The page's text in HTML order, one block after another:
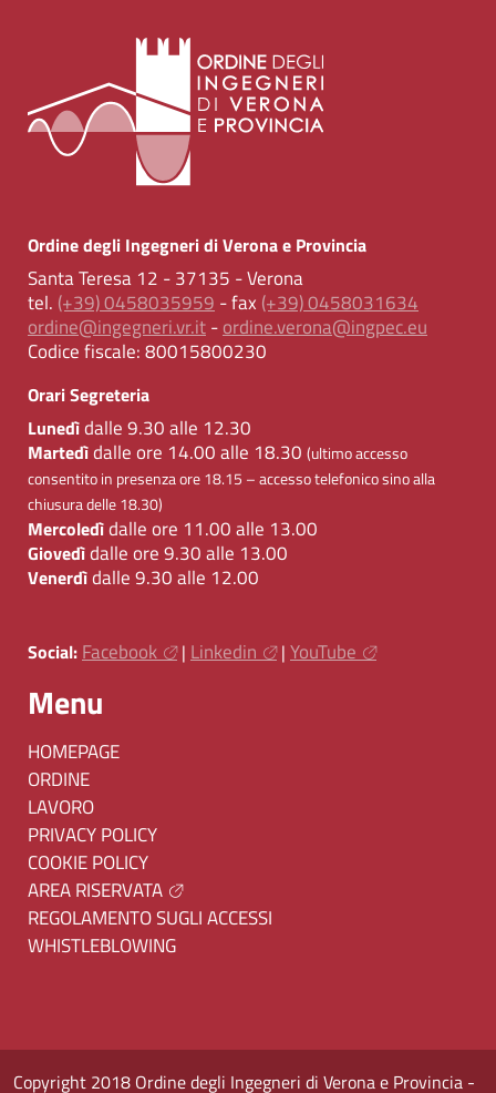
Ordine degli Ingegneri di Verona e Provincia
Santa Teresa 12 - 37135 - Verona
tel. (+39) 0458035959- fax (+39) 0458031634
ordine@ingegneri.vr.it-ordine.verona@ingpec.eu
Codice fiscale:80015800230
Orari Segreteria
Lunedìdalle 9.30 alle 12.30
Martedìdalle ore 14.00 alle 18.30 (ultimo accesso
consentito in presenza ore 18.15 – accesso telefonico sino alla
chiusura delle 18.30)
Mercoledìdalle ore 11.00 alle 13.00
Giovedìdalle ore 9.30 alle 13.00
Venerdìdalle 9.30 alle 12.00
Social:Facebook | Linkedin | YouTube
Menu
HOMEPAGE
ORDINE
LAVORO
PRIVACY POLICY
COOKIE POLICY
AREA RISERVATA
REGOLAMENTO SUGLI ACCESSI
WHISTLEBLOWING
Copyright 2018 Ordine degli Ingegneri di Verona e Provincia -